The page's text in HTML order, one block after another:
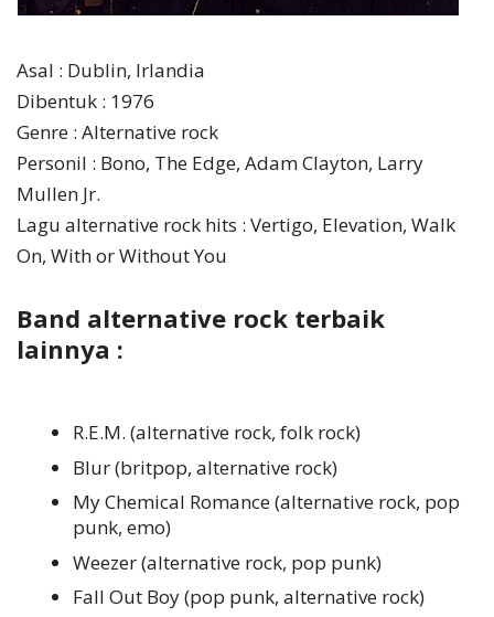
Asal : Dublin, Irlandia
Dibentuk : 1976
Genre : Alternative rock
Personil : Bono, The Edge, Adam Clayton, Larry
Mullen Jr.
Lagu alternative rock hits : Vertigo, Elevation, Walk
On, With or Without You
Band alternative rock terbaik
lainnya :
R.E.M. (alternative rock, folk rock)
Blur (britpop, alternative rock)
My Chemical Romance (alternative rock, pop
punk, emo)
Weezer (alternative rock, pop punk)
Fall Out Boy (pop punk, alternative rock)